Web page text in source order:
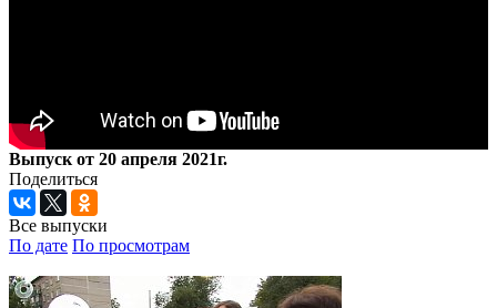
Выпуск от 20 апреля 2021г.
Поделиться
Все выпуски
По дате По просмотрам